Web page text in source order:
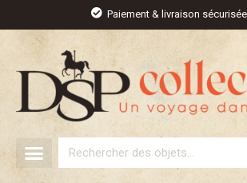
contenu
Paiement & livraison sécurisée
Rechercher